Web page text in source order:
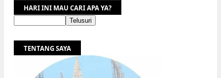
HARI INI MAU CARI APA YA?
TENTANG SAYA